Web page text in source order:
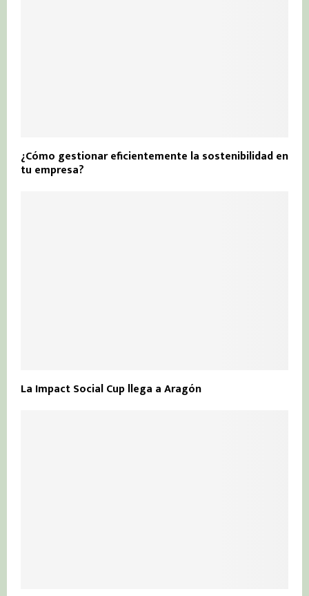
¿Cómo gestionar eficientemente la sostenibilidad en
tu empresa?
La Impact Social Cup llega a Aragón